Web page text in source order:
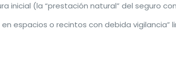
inicial (la “prestación natural” del seguro
espacios o recintos con debida vigilancia”